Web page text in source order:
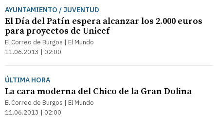
AYUNTAMIENTO / JUVENTUD
El Día del Patín espera alcanzar los 2.000 euros
para proyectos de Unicef
El Correo de Burgos | El Mundo
11.06.2013 | 02:00
ÚLTIMA HORA
La cara moderna del Chico de la Gran Dolina
El Correo de Burgos | El Mundo
11.06.2013 | 02:00